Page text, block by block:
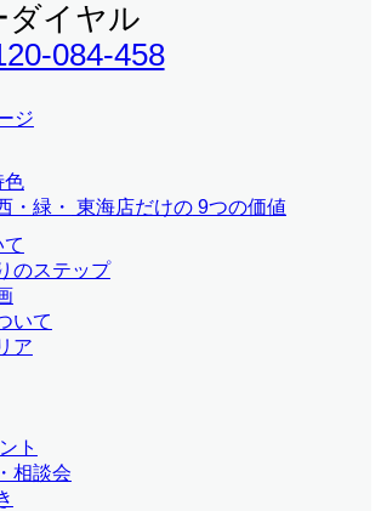
ダイヤル
084-458
ジ
色
・緑・ 東海店だけの9つの価値
のステップ
いて
ア
ト
相談会